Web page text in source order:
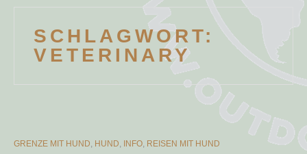
SCHLAGWORT:
VETERINARY
CATEGORIES
GRENZE MIT HUND, HUND, INFO, REISEN MIT HUND